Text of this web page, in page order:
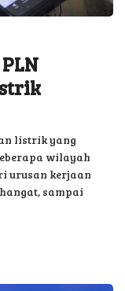
listrik yang
wilayah
urusan kerjaan
sampai